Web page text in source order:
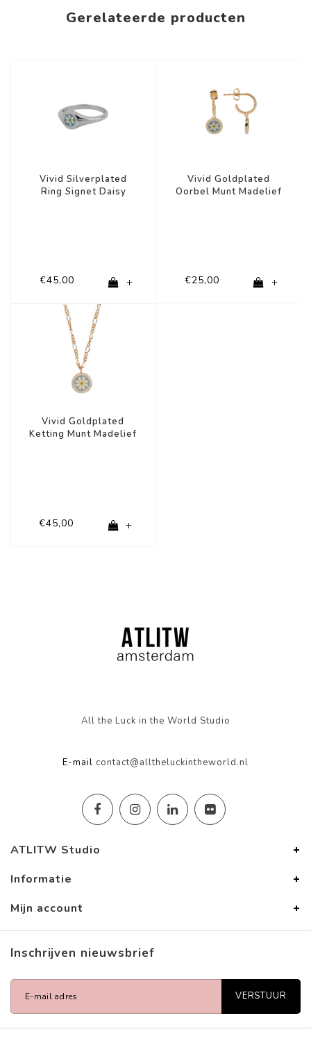
Gerelateerde producten
Vivid Silverplated
Ring Signet Daisy
€45,00 +
Vivid Goldplated
Oorbel Munt Madelief
€25,00 +
Vivid Goldplated
Ketting Munt Madelief
€45,00 +
All the Luck in the World Studio
E-mail contact@alltheluckintheworld.nl
ATLITW Studio
Informatie
Mijn account
Inschrijven nieuwsbrief
VERSTUUR